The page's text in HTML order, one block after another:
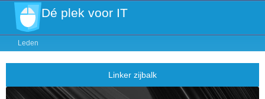
Dé plek voor IT
Leden